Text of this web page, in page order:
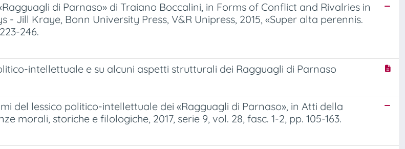
di Parnaso» di Traiano Boccalini, in Forms of Conflict and Rivalries in
Jill Kraye, Bonn University Press, V&R Unipress, 2015, «Super alta perennis.
246.
intellettuale e su alcuni aspetti strutturali dei Ragguagli di Parnaso
del lessico politico-intellettuale dei «Ragguagli di Parnaso», in Atti della
morali, storiche e filologiche, 2017, serie 9, vol. 28, fasc. 1-2, pp. 105-163.